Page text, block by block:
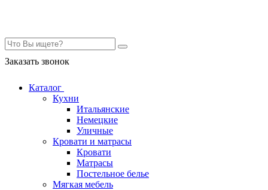
Заказать звонок
Каталог
Кухни
Итальянские
Немецкие
Уличные
Кровати и матрасы
Кровати
Матрасы
Постельное белье
Мягкая мебель